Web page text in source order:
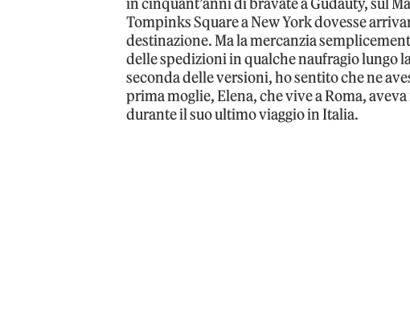
Tompinks Square a New York dovesse
destinazione. Ma la mercanzia
delle spedizioni in qualche naufragio lungo
seconda delle versioni, ho sentito che ne
prima moglie, Elena, che vive a Roma,
durante il suo ultimo viaggio in Italia.